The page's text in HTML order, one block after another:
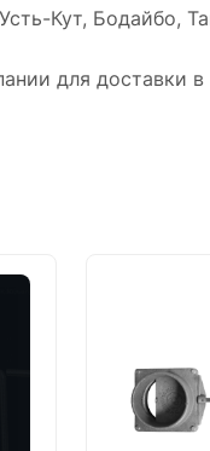
Кут, Бодайбо,
для доставки